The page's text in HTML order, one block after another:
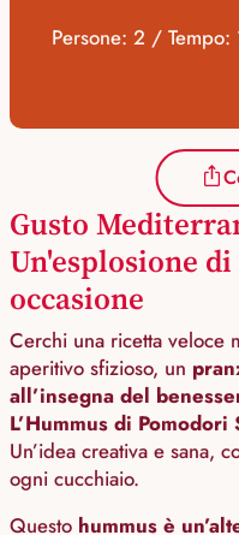
Persone: 2 /
Gusto
Un'esplosione
occasione
Cerchi una ricetta veloce
aperitivo sfizioso, un
all’insegna del
L’Hummus di
Un’idea creativa e sana,
ogni cucchiaio.
Questo hummus è